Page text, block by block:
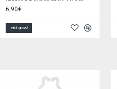
1,90€
Ielikt grozā